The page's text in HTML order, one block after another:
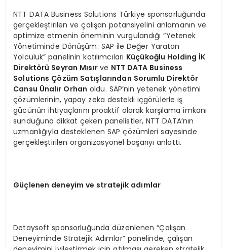
NTT DATA Business Solutions Türkiye sponsorluğunda
gerçekleştirilen ve çalışan potansiyelini anlamanın ve
optimize etmenin öneminin vurgulandığı “Yetenek
Yönetiminde Dönüşüm: SAP ile Değer Yaratan
Yolculuk” panelinin katılımcıları Küçükoğlu Holding İK
Direktörü Seyran Mısır ve NTT DATA Business
Solutions Çözüm Satışlarından Sorumlu Direktör
Cansu Ünalır Orhan oldu. SAP’nin yetenek yönetimi
çözümlerinin, yapay zeka destekli içgörülerle iş
gücünün ihtiyaçlarını proaktif olarak karşılama imkanı
sunduğuna dikkat çeken panelistler, NTT DATA’nın
uzmanlığıyla desteklenen SAP çözümleri sayesinde
gerçekleştirilen organizasyonel başarıyı anlattı.
Güçlenen deneyim ve stratejik adımlar
Detaysoft sponsorluğunda düzenlenen “Çalışan
Deneyiminde Stratejik Adımlar” panelinde, çalışan